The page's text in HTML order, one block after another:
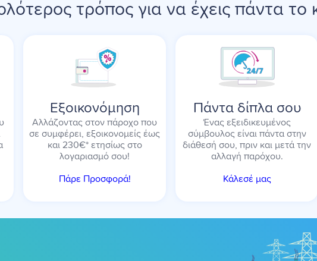
τρόπος για να έχεις πάντα το
Εξοικονόμηση
Αλλάζοντας στον πάροχο που
σε συμφέρει, εξοικονομείς έως
και 230€* ετησίως στο
λογαριασμό σου!
Πάρε Προσφορά!
Πάντα δίπλα σου
Ένας εξειδικευμένος
σύμβουλος είναι πάντα στην
διάθεσή σου, πριν και μετά την
αλλαγή παρόχου.
Κάλεσέ μας